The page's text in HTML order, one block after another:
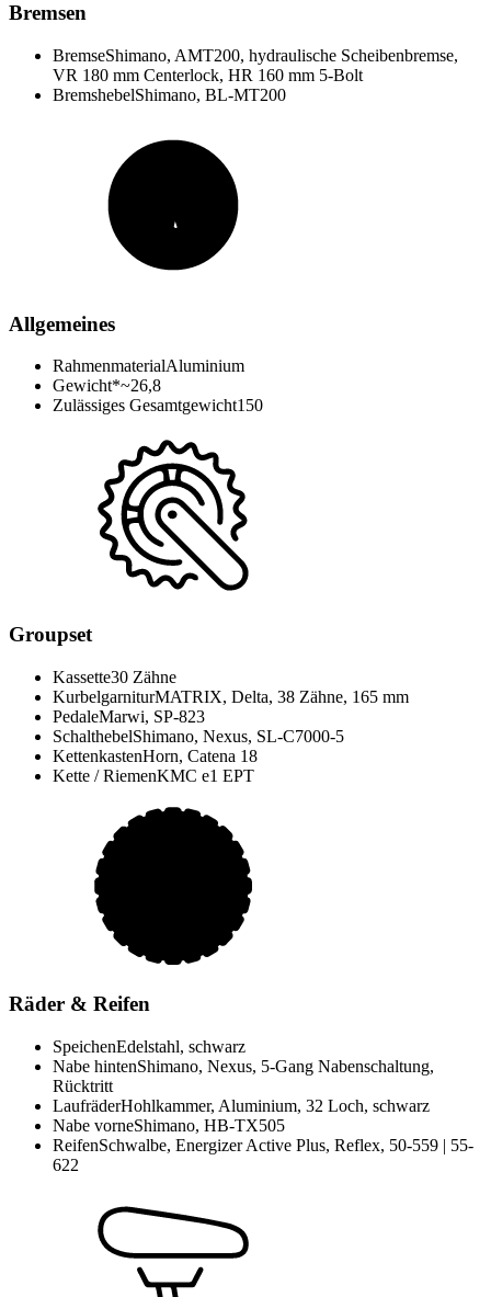
Bremsen
BremseShimano, AMT200, hydraulische Scheibenbremse,
VR 180 mm Centerlock, HR 160 mm 5-Bolt
BremshebelShimano, BL-MT200
Allgemeines
RahmenmaterialAluminium
Gewicht*~26,8
Zulässiges Gesamtgewicht150
Groupset
Kassette30 Zähne
KurbelgarniturMATRIX, Delta, 38 Zähne, 165 mm
PedaleMarwi, SP-823
SchalthebelShimano, Nexus, SL-C7000-5
KettenkastenHorn, Catena 18
Kette / RiemenKMC e1 EPT
Räder & Reifen
SpeichenEdelstahl, schwarz
Nabe hintenShimano, Nexus, 5-Gang Nabenschaltung,
Rücktritt
LaufräderHohlkammer, Aluminium, 32 Loch, schwarz
Nabe vorneShimano, HB-TX505
ReifenSchwalbe, Energizer Active Plus, Reflex, 50-559 | 55-
622